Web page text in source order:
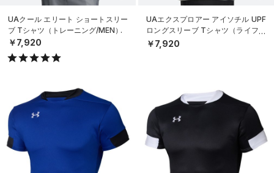
UAクール エリート ショートスリー
ブ Tシャツ（トレーニング/MEN）
￥7,920
UAエクスプロアー アイソチル UPF
ロングスリーブ Tシャツ（ライフス
タイル/MEN）
￥7,920